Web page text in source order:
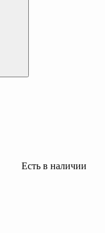
Есть в наличии